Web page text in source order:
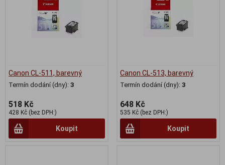
Canon CL-511, barevný
Termín dodání (dny): 3
518 Kč
428 Kč (bez DPH:)
Koupit
Canon CL-513, barevný
Termín dodání (dny): 3
648 Kč
535 Kč (bez DPH:)
Koupit